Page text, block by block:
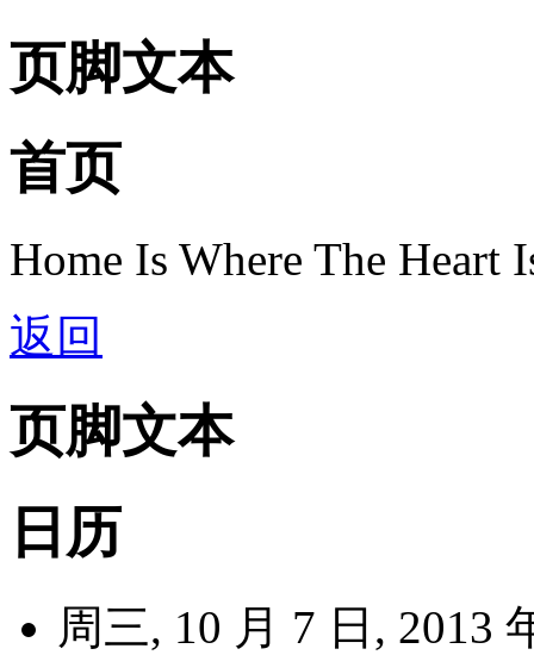
页脚文本
首页
Home Is Where The Heart
返回
页脚文本
日历
周三, 10 月 7 日, 2013